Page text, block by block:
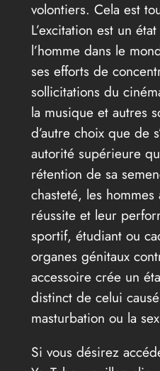
volontiers. Cela est
L’excitation est un
l’homme dans le
ses efforts de
sollicitations du
la musique et autres
d’autre choix que de
autorité supérieure
rétention de sa
chasteté, les
réussite et leur
sportif, étudiant ou
organes génitaux
accessoire crée un
distinct de celui
masturbation ou la
Si vous désirez